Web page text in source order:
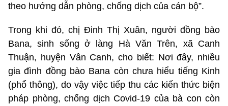
theo hướng dẫn phòng, chống dịch của cán bộ”.
Trong khi đó, chị Đinh Thị Xuân, người đồng bào
Bana, sinh sống ở làng Hà Văn Trên, xã Canh
Thuận, huyện Vân Canh, cho biết: Nơi đây, nhiều
gia đình đồng bào Bana còn chưa hiểu tiếng Kinh
(phổ thông), do vậy việc tiếp thu các kiến thức biện
pháp phòng, chống dịch Covid-19 của bà con còn